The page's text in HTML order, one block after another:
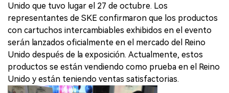
Unido que tuvo lugar el 27 de octubre. Los
representantes de SKE confirmaron que los productos
con cartuchos intercambiables exhibidos en el evento
serán lanzados oficialmente en el mercado del Reino
Unido después de la exposición. Actualmente, estos
productos se están vendiendo como prueba en el Reino
Unido y están teniendo ventas satisfactorias.